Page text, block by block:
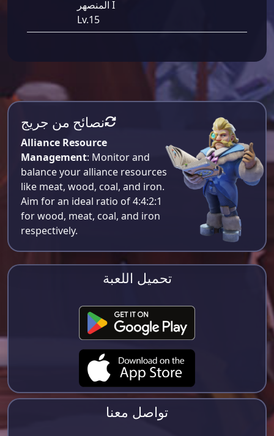
المنصهر I
Lv.15
نصائح من جريج
Alliance Resource
Management: Monitor and
balance your alliance resources
like meat, wood, coal, and iron.
Aim for an ideal ratio of 4:4:2:1
for wood, meat, coal, and iron
respectively​.
تحميل اللعبة
تواصل معنا